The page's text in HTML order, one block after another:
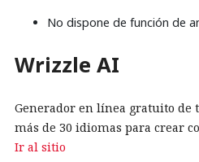
No dispone de función de
Wrizzle AI
Generador en línea gratuito de
más de 30 idiomas para crear
Ir al sitio